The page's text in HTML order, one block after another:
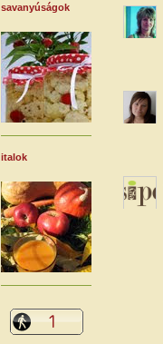
savanyúságok
italok